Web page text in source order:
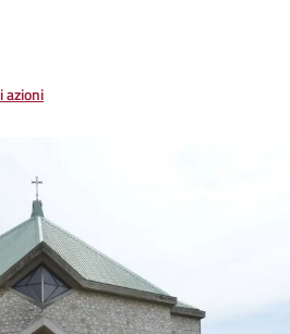
azioni